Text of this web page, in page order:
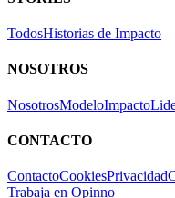
TodosHistorias de Impacto
NOSOTROS
NosotrosModeloImpacto
CONTACTO
ContactoCookiesPrivacidad
Trabaja en Opinno